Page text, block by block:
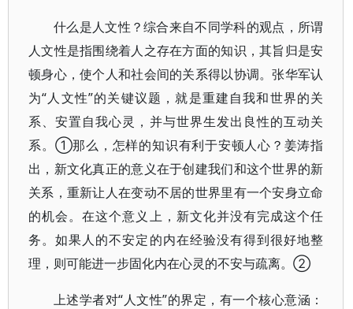
什么是人文性？综合来自不同学科的观点，所谓
人文性是指围绕着人之存在方面的知识，其旨归是安
顿身心，使个人和社会间的关系得以协调。张华军认
为“人文性”的关键议题，就是重建自我和世界的关
系、安置自我心灵，并与世界生发出良性的互动关
系。①那么，怎样的知识有利于安顿人心？姜涛指
出，新文化真正的意义在于创建我们和这个世界的新
关系，重新让人在变动不居的世界里有一个安身立命
的机会。在这个意义上，新文化并没有完成这个任
务。如果人的不安定的内在经验没有得到很好地整
理，则可能进一步固化内在心灵的不安与疏离。②
上述学者对“人文性”的界定，有一个核心意涵：